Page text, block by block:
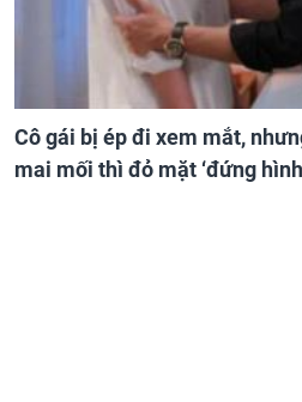
Cô gái bị ép đi xem mắt,
mai mối thì đỏ mặt ‘đứng